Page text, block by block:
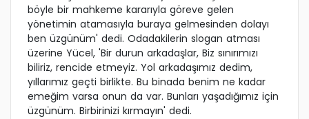
böyle bir mahkeme kararıyla göreve gelen
yönetimin atamasıyla buraya gelmesinden dolayı
ben üzgünüm' dedi. Odadakilerin slogan atması
üzerine Yücel, 'Bir durun arkadaşlar, Biz sınırımızı
biliriz, rencide etmeyiz. Yol arkadaşımız dedim,
yıllarımız geçti birlikte. Bu binada benim ne kadar
emeğim varsa onun da var. Bunları yaşadığımız için
üzgünüm. Birbirinizi kırmayın' dedi.